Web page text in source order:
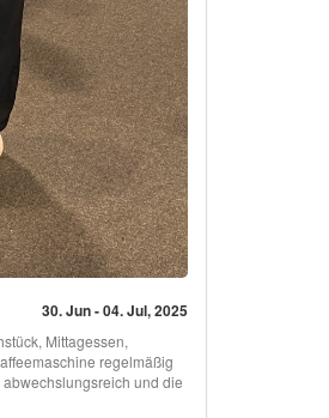
30. Jun - 04. Jul, 2025
Mittagessen,
regelmäßig
und die